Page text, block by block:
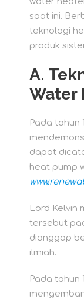
saat ini.
teknologi
produk
A.
Water
Pada tahun
dapat
heat pump
Lord Kelvin
tersebut
dianggap
ilmiah.
Pada tahun